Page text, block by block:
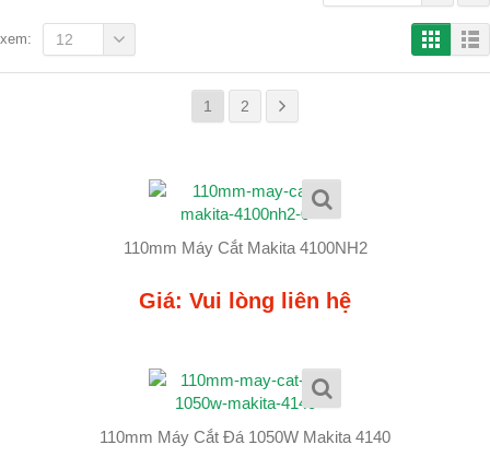
1 2
xem: 12
110mm Máy Cắt Makita 4100NH2
Giá: Vui lòng liên hệ
110mm Máy Cắt Đá 1050W Makita 4140